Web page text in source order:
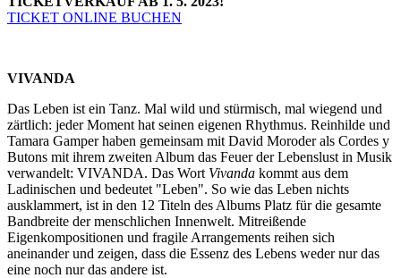
TICKET ONLINE BUCHEN
VIVANDA
Das Leben ist ein Tanz. Mal wild und stürmisch, mal wiegend und
zärtlich: jeder Moment hat seinen eigenen Rhythmus. Reinhilde und
Tamara Gamper haben gemeinsam mit David Moroder als Cordes y
Butons mit ihrem zweiten Album das Feuer der Lebenslust in Musik
verwandelt: VIVANDA. Das Wort Vivanda kommt aus dem
Ladinischen und bedeutet "Leben". So wie das Leben nichts
ausklammert, ist in den 12 Titeln des Albums Platz für die gesamte
Bandbreite der menschlichen Innenwelt. Mitreißende
Eigenkompositionen und fragile Arrangements reihen sich
aneinander und zeigen, dass die Essenz des Lebens weder nur das
eine noch nur das andere ist.